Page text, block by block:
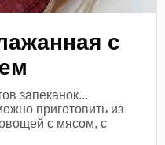
с
запеканок...
приготовить из
с мясом, с